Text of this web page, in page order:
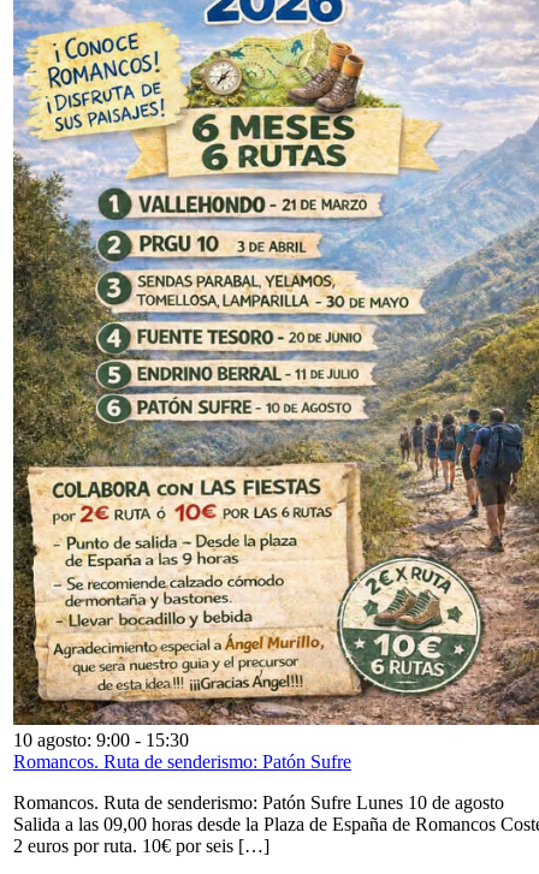
10 agosto: 9:00 - 15:30
Romancos. Ruta de senderismo: Patón Sufre
Romancos. Ruta de senderismo: Patón Sufre Lunes 10 de agosto
Salida a las 09,00 horas desde la Plaza de España de Romancos
2 euros por ruta. 10€ por seis […]